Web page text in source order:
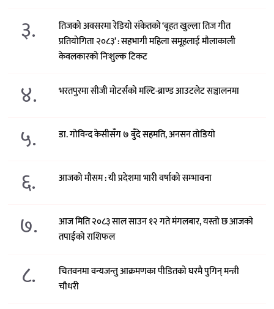
३.
तिजको अवसरमा रेडियो संकेतको ‘बृहत खुल्ला तिज गीत
प्रतियोगिता २०८३’ : सहभागी महिला समूहलाई मौलाकाली
केवलकारको निःशुल्क टिकट
४. भरतपुरमा सीजी मोटर्सको मल्टि-ब्राण्ड आउटलेट सञ्चालनमा
५. डा. गोविन्द केसीसँग ७ बुँदे सहमति, अनसन तोडियो
६. आजको मौसम : यी प्रदेशमा भारी वर्षाको सम्भावना
७.
आज मिति २०८३ साल साउन १२ गते मंगलबार, यस्तो छ आजको
तपाईको राशिफल
८.
चितवनमा वन्यजन्तु आक्रमणका पीडितको घरमै पुगिन् मन्त्री
चौधरी